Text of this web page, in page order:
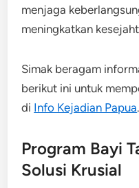
menjaga
meningkatkan
Simak beragam
berikut ini untuk
di Info Kejadian Papua.
Program Bayi
Solusi Krusial